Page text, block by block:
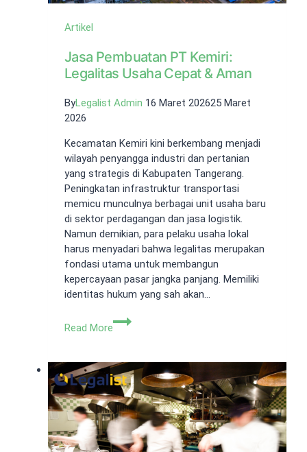
Artikel
Jasa Pembuatan PT Kemiri:
Legalitas Usaha Cepat & Aman
ByLegalist Admin 16 Maret 202625 Maret
2026
Kecamatan Kemiri kini berkembang menjadi
wilayah penyangga industri dan pertanian
yang strategis di Kabupaten Tangerang.
Peningkatan infrastruktur transportasi
memicu munculnya berbagai unit usaha baru
di sektor perdagangan dan jasa logistik.
Namun demikian, para pelaku usaha lokal
harus menyadari bahwa legalitas merupakan
fondasi utama untuk membangun
kepercayaan pasar jangka panjang. Memiliki
identitas hukum yang sah akan…
Read More
Jasa
Kemiri:
Legalitas
Usaha
Cepat
&
Aman